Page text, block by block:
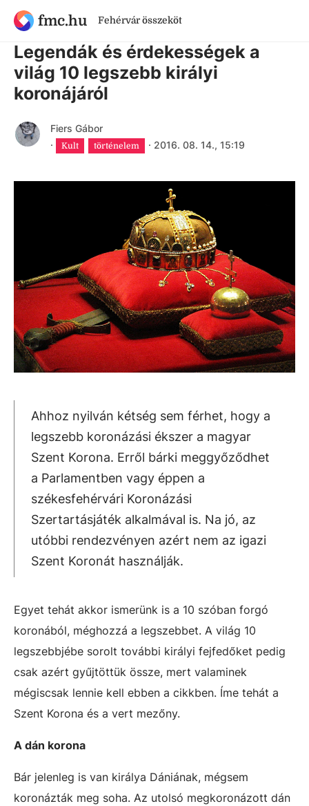
fmc.hu Fehérvár összeköt
9 évnél régebbi cikk
Legendák és érdekességek a
világ 10 legszebb királyi
koronájáról
Fiers Gábor
·
Kult történelem · 2016. 08. 14., 15:19
Ahhoz nyilván kétség sem férhet, hogy a
legszebb koronázási ékszer a magyar
Szent Korona. Erről bárki meggyőződhet
a Parlamentben vagy éppen a
székesfehérvári Koronázási
Szertartásjáték alkalmával is. Na jó, az
utóbbi rendezvényen azért nem az igazi
Szent Koronát használják.
Egyet tehát akkor ismerünk is a 10 szóban forgó
koronából, méghozzá a legszebbet. A világ 10
legszebbjébe sorolt további királyi fejfedőket pedig
csak azért gyűjtöttük össze, mert valaminek
mégiscsak lennie kell ebben a cikkben. Íme tehát a
Szent Korona és a vert mezőny.
A dán korona
Bár jelenleg is van királya Dániának, mégsem
koronázták meg soha. Az utolsó megkoronázott dán